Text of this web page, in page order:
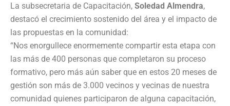
La subsecretaria de Capacitación, Soledad Almendra,
destacó el crecimiento sostenido del área y el impacto de
las propuestas en la comunidad:
“Nos enorgullece enormemente compartir esta etapa con
las más de 400 personas que completaron su proceso
formativo, pero más aún saber que en estos 20 meses de
gestión son más de 3.000 vecinos y vecinas de nuestra
comunidad quienes participaron de alguna capacitación,